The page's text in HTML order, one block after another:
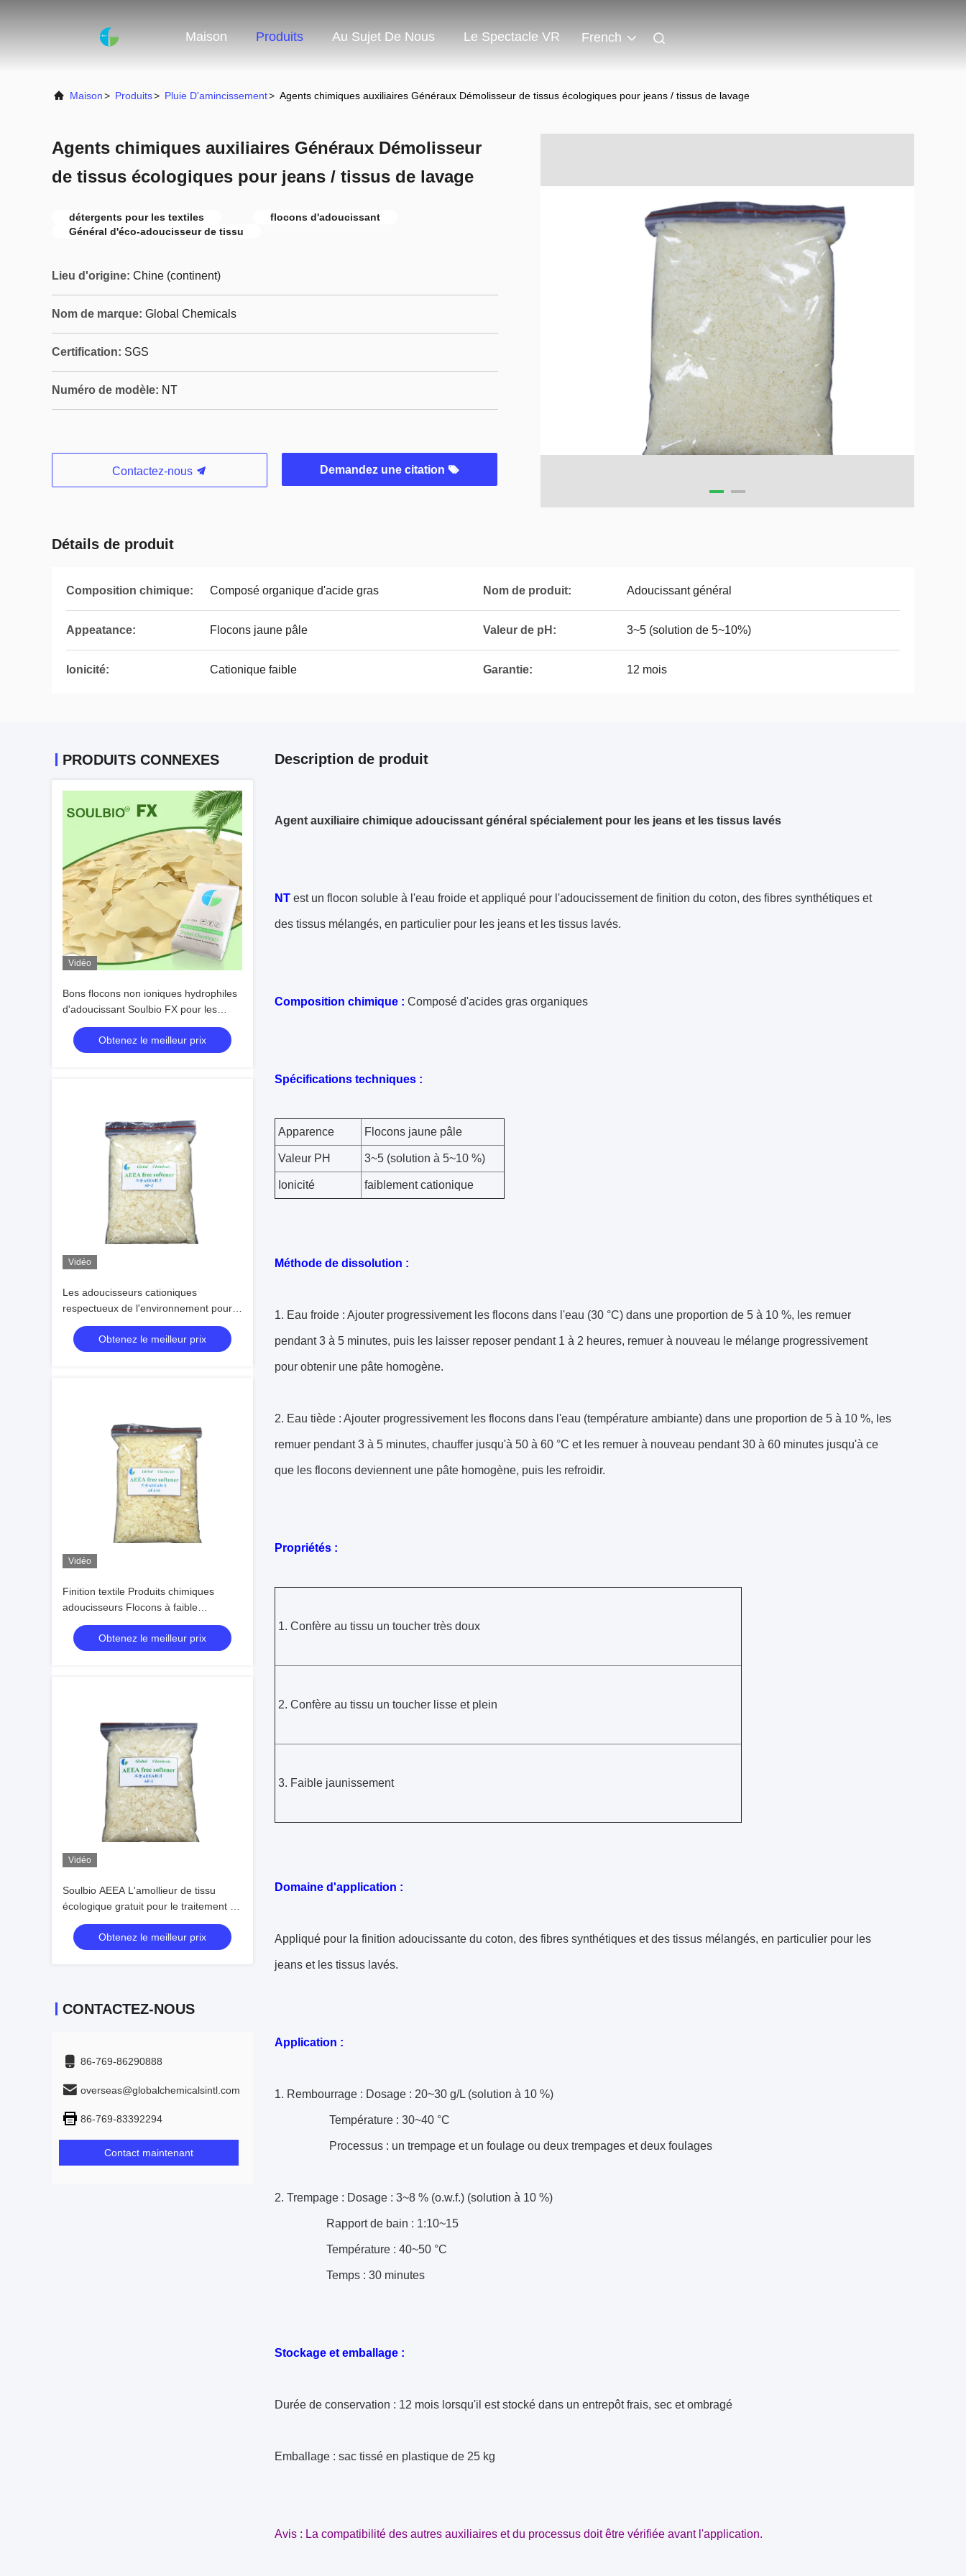
Maison Produits Au Sujet De Nous Le Spectacle VR French
Maison> Produits> Pluie D'amincissement> Agents chimiques auxiliaires Généraux Démolisseur de tissus écologiques pour jeans / tissus de lavage
Agents chimiques auxiliaires Généraux Démolisseur
de tissus écologiques pour jeans / tissus de lavage
détergents pour les textiles
flocons d'adoucissant
Général d'éco-adoucisseur de tissu
Lieu d'origine: Chine (continent)
Nom de marque: Global Chemicals
Certification: SGS
Numéro de modèle: NT
Contactez-nous Demandez une citation
Détails de produit
Composition chimique: Composé organique d'acide gras Nom de produit: Adoucissant général
Appeatance: Flocons jaune pâle Valeur de pH: 3~5 (solution de 5~10%)
Ionicité: Cationique faible Garantie: 12 mois
PRODUITS CONNEXES
Vidéo
Bons flocons non ioniques hydrophiles
d'adoucissant Soulbio FX pour les
Chambres de teinture
Obtenez le meilleur prix
Vidéo
Les adoucisseurs cationiques
respectueux de l'environnement pour
les textiles à faible mousse durent 1 an
Obtenez le meilleur prix
Vidéo
Finition textile Produits chimiques
adoucisseurs Flocons à faible
jaunissement Pour les tissus / tissus
Obtenez le meilleur prix
Vidéo
Soulbio AEEA L'amollieur de tissu
écologique gratuit pour le traitement de
finition des vêtements de variété
Obtenez le meilleur prix
CONTACTEZ-NOUS
86-769-86290888
overseas@globalchemicalsintl.com
86-769-83392294
Contact maintenant
Description de produit
Agent auxiliaire chimique adoucissant général spécialement pour les jeans et les tissus lavés
NT est un flocon soluble à l'eau froide et appliqué pour l'adoucissement de finition du coton, des fibres synthétiques et
des tissus mélangés, en particulier pour les jeans et les tissus lavés.
Composition chimique : Composé d'acides gras organiques
Spécifications techniques :
Apparence Flocons jaune pâle
Valeur PH 3~5 (solution à 5~10 %)
Ionicité faiblement cationique
Méthode de dissolution :
1. Eau froide : Ajouter progressivement les flocons dans l'eau (30 °C) dans une proportion de 5 à 10 %, les remuer
pendant 3 à 5 minutes, puis les laisser reposer pendant 1 à 2 heures, remuer à nouveau le mélange progressivement
pour obtenir une pâte homogène.
2. Eau tiède : Ajouter progressivement les flocons dans l'eau (température ambiante) dans une proportion de 5 à 10 %, les
remuer pendant 3 à 5 minutes, chauffer jusqu'à 50 à 60 °C et les remuer à nouveau pendant 30 à 60 minutes jusqu'à ce
que les flocons deviennent une pâte homogène, puis les refroidir.
Propriétés :
1. Confère au tissu un toucher très doux
2. Confère au tissu un toucher lisse et plein
3. Faible jaunissement
Domaine d'application :
Appliqué pour la finition adoucissante du coton, des fibres synthétiques et des tissus mélangés, en particulier pour les
jeans et les tissus lavés.
Application :
1. Rembourrage : Dosage : 20~30 g/L (solution à 10 %)
Température : 30~40 °C
Processus : un trempage et un foulage ou deux trempages et deux foulages
2. Trempage : Dosage : 3~8 % (o.w.f.) (solution à 10 %)
Rapport de bain : 1:10~15
Température : 40~50 °C
Temps : 30 minutes
Stockage et emballage :
Durée de conservation : 12 mois lorsqu'il est stocké dans un entrepôt frais, sec et ombragé
Emballage : sac tissé en plastique de 25 kg
Avis : La compatibilité des autres auxiliaires et du processus doit être vérifiée avant l'application.